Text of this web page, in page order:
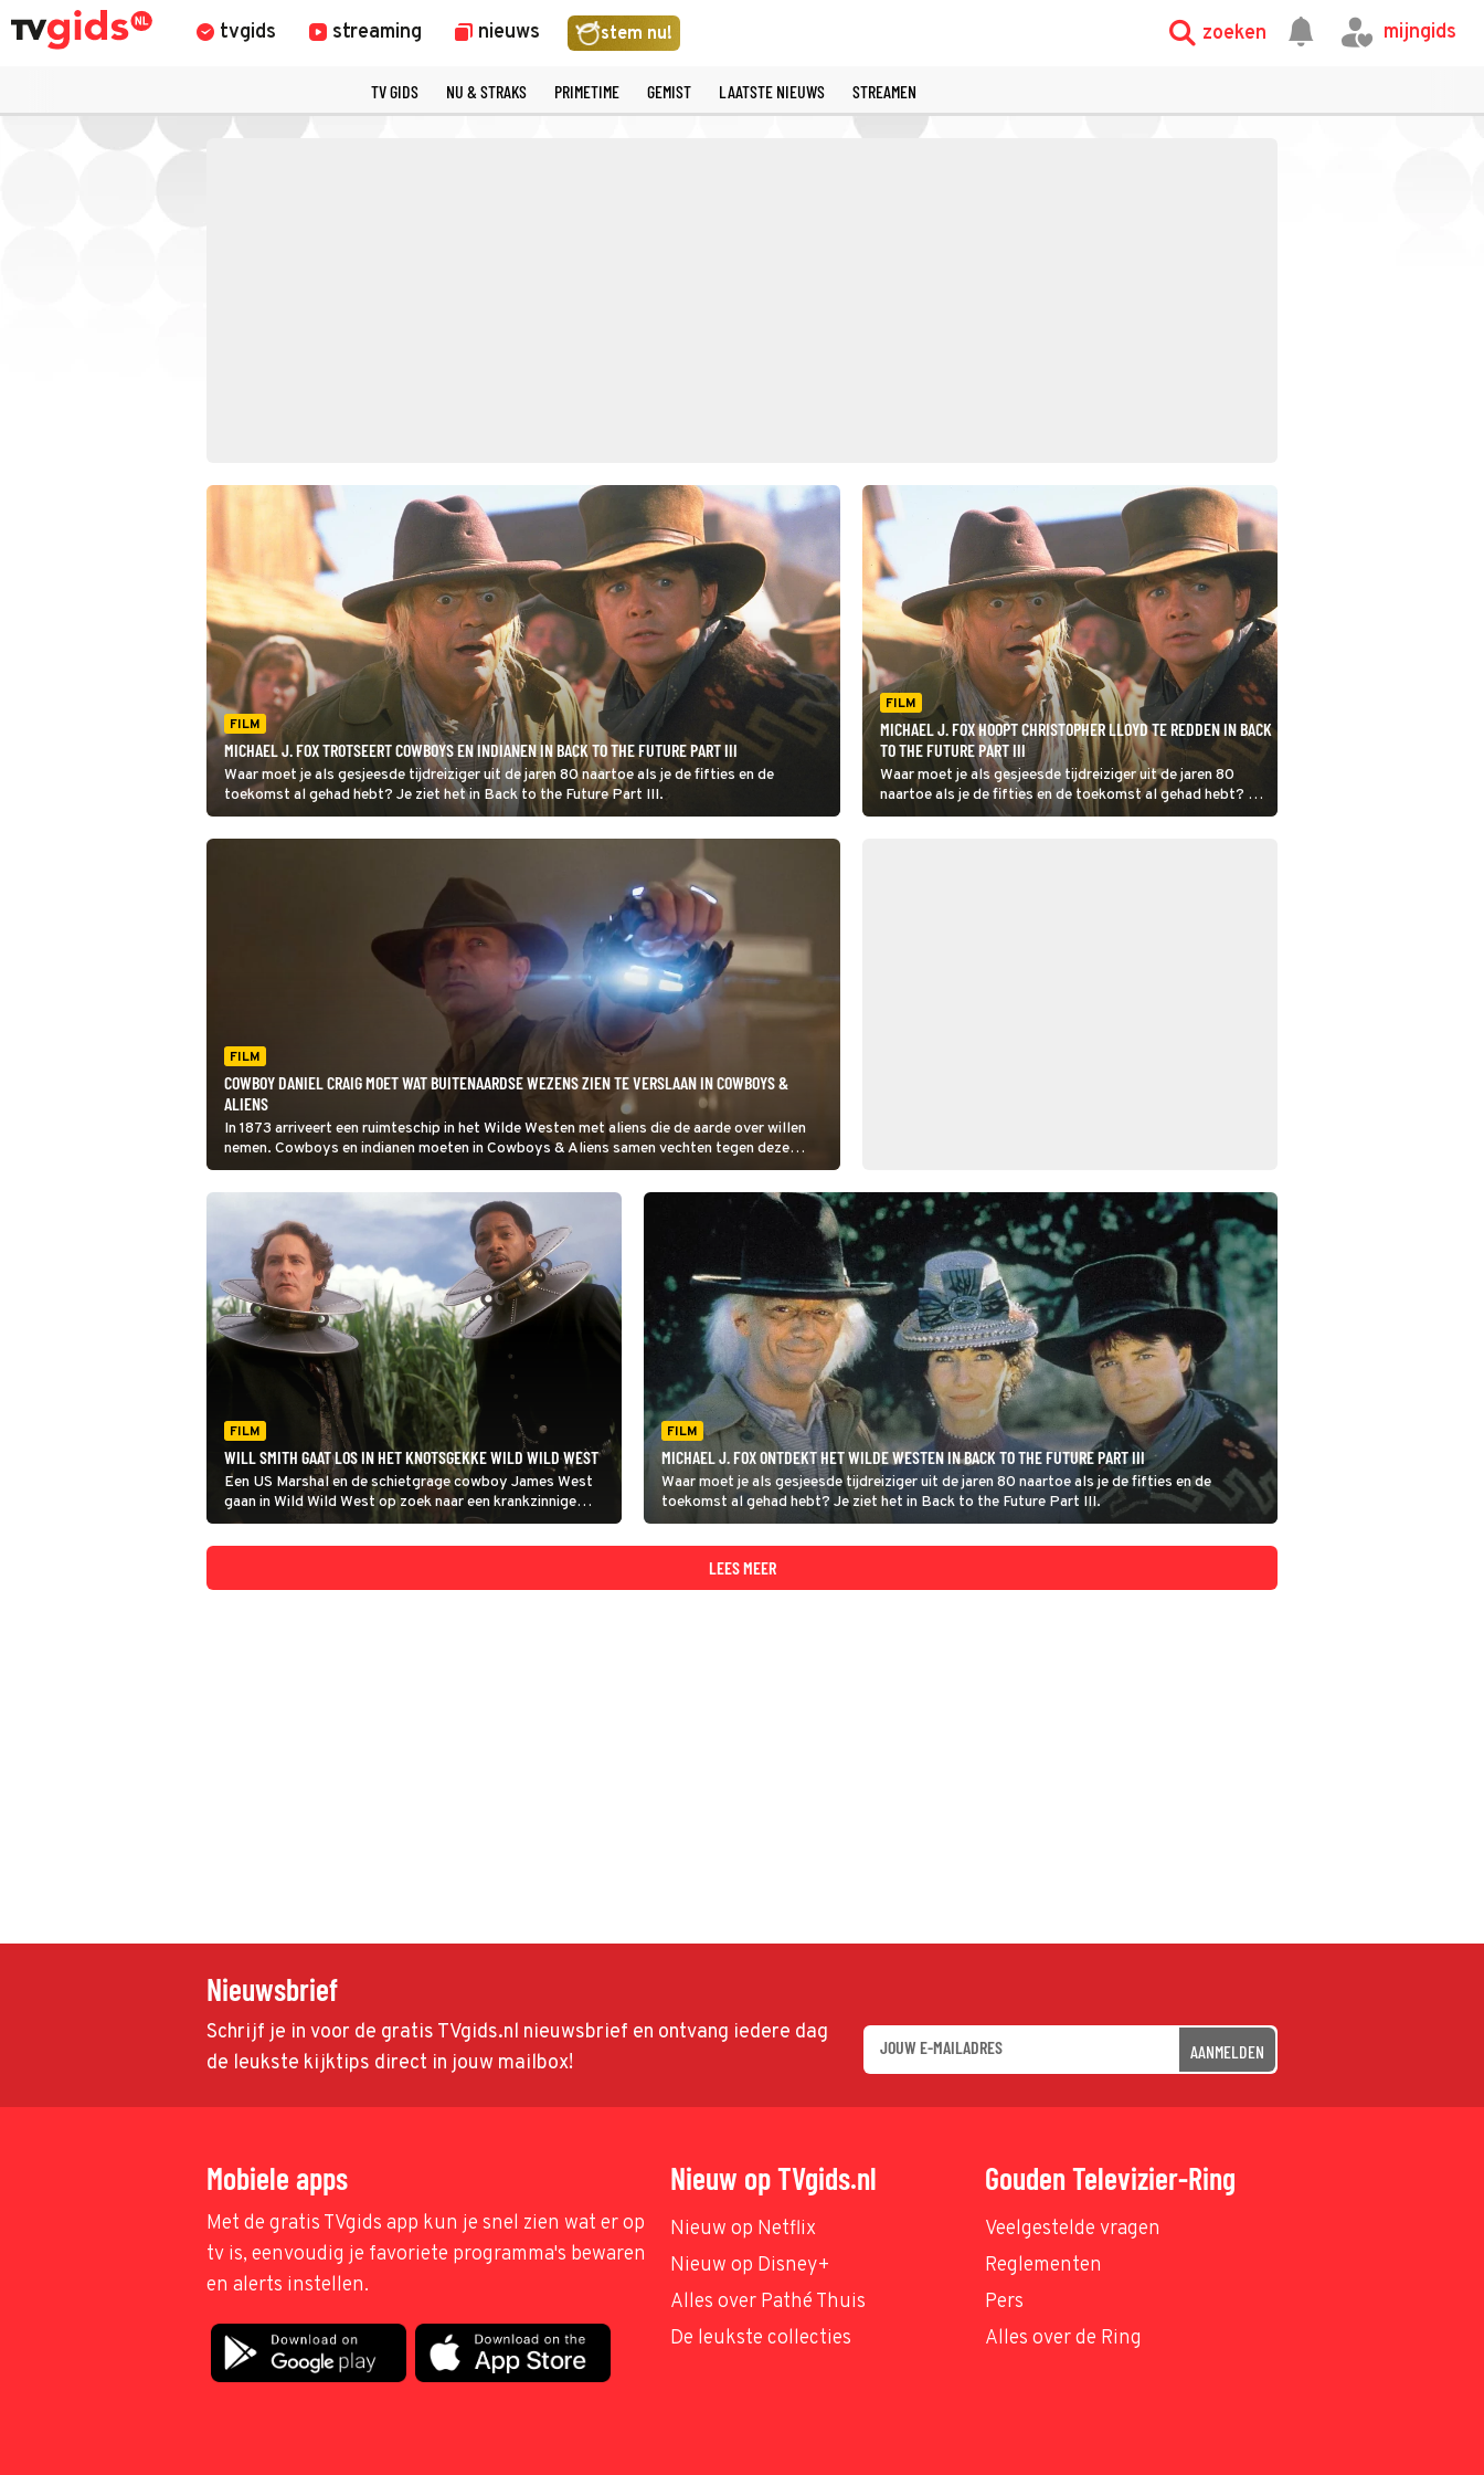
tvgids streaming nieuws stem nu! zoeken mijngids
TV GIDS NU & STRAKS PRIMETIME GEMIST LAATSTE NIEUWS STREAMEN
FILM
MICHAEL J. FOX TROTSEERT COWBOYS EN INDIANEN IN BACK TO THE FUTURE PART III
Waar moet je als gesjeesde tijdreiziger uit de jaren 80 naartoe als je de fifties en de
toekomst al gehad hebt? Je ziet het in Back to the Future Part III.
FILM
MICHAEL J. FOX HOOPT CHRISTOPHER LLOYD TE REDDEN IN BACK
TO THE FUTURE PART III
Waar moet je als gesjeesde tijdreiziger uit de jaren 80
naartoe als je de fifties en de toekomst al gehad hebt? Je
ziet het in Back to the Future Part III.
FILM
COWBOY DANIEL CRAIG MOET WAT BUITENAARDSE WEZENS ZIEN TE VERSLAAN IN COWBOYS &
ALIENS
In 1873 arriveert een ruimteschip in het Wilde Westen met aliens die de aarde over willen
nemen. Cowboys en indianen moeten in Cowboys & Aliens samen vechten tegen deze
vijand.
FILM
WILL SMITH GAAT LOS IN HET KNOTSGEKKE WILD WILD WEST
Een US Marshal en de schietgrage cowboy James West
gaan in Wild Wild West op zoek naar een krankzinnige
wetenschapper die gevaarlijke plannen heeft.
FILM
MICHAEL J. FOX ONTDEKT HET WILDE WESTEN IN BACK TO THE FUTURE PART III
Waar moet je als gesjeesde tijdreiziger uit de jaren 80 naartoe als je de fifties en de
toekomst al gehad hebt? Je ziet het in Back to the Future Part III.
LEES MEER
Nieuwsbrief
Schrijf je in voor de gratis TVgids.nl nieuwsbrief en ontvang iedere dag
de leukste kijktips direct in jouw mailbox!
AANMELDEN
Mobiele apps
Met de gratis TVgids app kun je snel zien wat er op
tv is, eenvoudig je favoriete programma's bewaren
en alerts instellen.
Nieuw op TVgids.nl
Nieuw op Netflix
Nieuw op Disney+
Alles over Pathé Thuis
De leukste collecties
Gouden Televizier-Ring
Veelgestelde vragen
Reglementen
Pers
Alles over de Ring